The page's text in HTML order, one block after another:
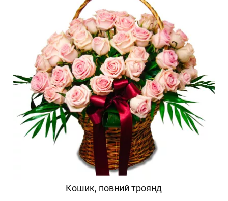
Кошик, повний троянд